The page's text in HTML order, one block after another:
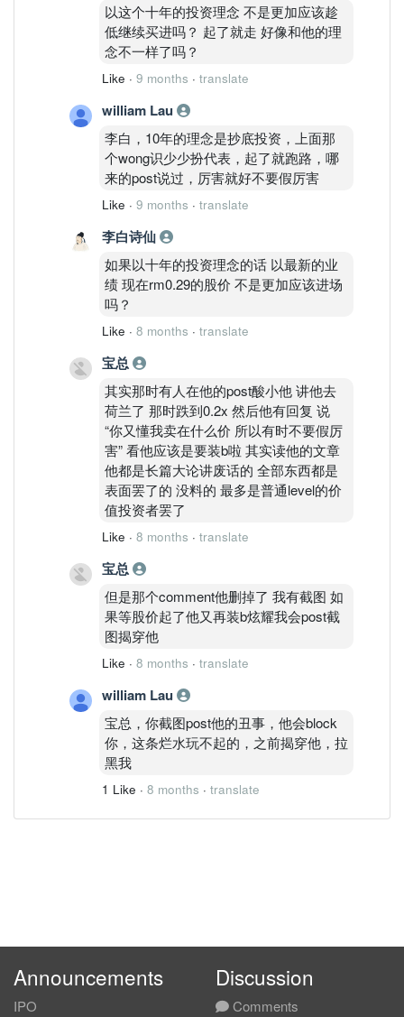
以这个十年的投资理念 不是更加应该趁
低继续买进吗？ 起了就走 好像和他的理
念不一样了吗？
Like · 9 months · translate
william Lau
李白，10年的理念是抄底投资，上面那
个wong识少少扮代表，起了就跑路，哪
来的post说过，厉害就好不要假厉害
Like · 9 months · translate
李白诗仙
如果以十年的投资理念的话 以最新的业
绩 现在rm0.29的股价 不是更加应该进场
吗？
Like · 8 months · translate
宝总
其实那时有人在他的post酸小他 讲他去
荷兰了 那时跌到0.2x 然后他有回复 说
“你又懂我卖在什么价 所以有时不要假厉
害” 看他应该是要装b啦 其实读他的文章
他都是长篇大论讲废话的 全部东西都是
表面罢了的 没料的 最多是普通level的价
值投资者罢了
Like · 8 months · translate
宝总
但是那个comment他删掉了 我有截图 如
果等股价起了他又再装b炫耀我会post截
图揭穿他
Like · 8 months · translate
william Lau
宝总，你截图post他的丑事，他会block
你，这条烂水玩不起的，之前揭穿他，拉
黑我
1 Like · 8 months · translate
Announcements
IPO
Discussion
Comments